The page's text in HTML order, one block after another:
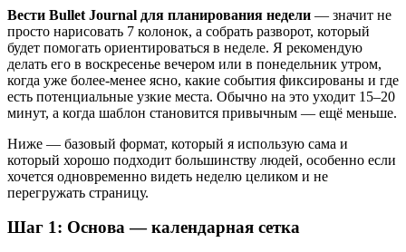
Вести Bullet Journal для планирования недели — значит не
просто нарисовать 7 колонок, а собрать разворот, который
будет помогать ориентироваться в неделе. Я рекомендую
делать его в воскресенье вечером или в понедельник утром,
когда уже более-менее ясно, какие события фиксированы и где
есть потенциальные узкие места. Обычно на это уходит 15–20
минут, а когда шаблон становится привычным — ещё меньше.
Ниже — базовый формат, который я использую сама и
который хорошо подходит большинству людей, особенно если
хочется одновременно видеть неделю целиком и не
перегружать страницу.
Шаг 1: Основа — календарная сетка